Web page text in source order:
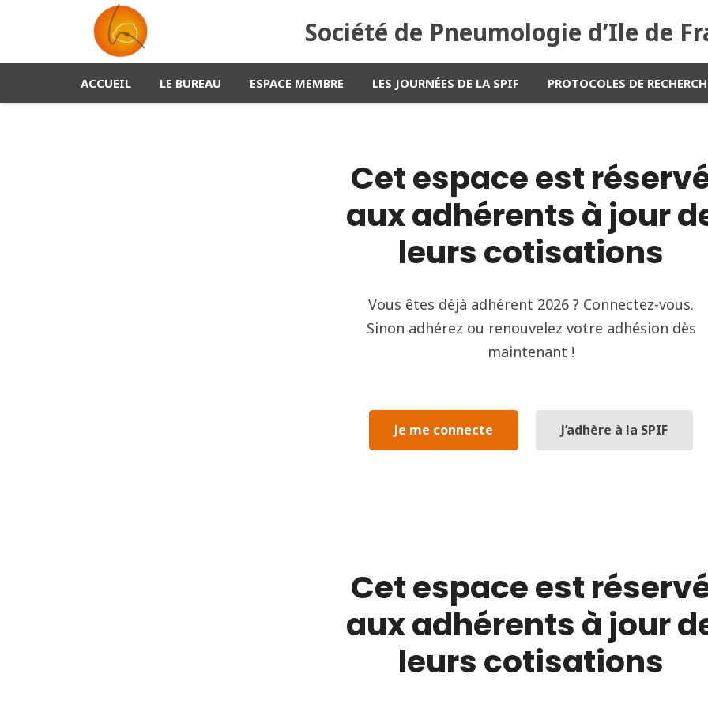
Société de Pneumologie d’Ile de
ACCUEIL LE BUREAU ESPACE MEMBRE LES JOURNÉES DE LA SPIF PROTOCOLES DE
Cet espace est
aux adhérents à jour
leurs cotisations
Vous êtes déjà adhérent 2026 ? Connectez-vous.
Sinon adhérez ou renouvelez votre adhésion dès
maintenant !
Je me connecte J’adhère à la SPIF
Cet espace est
aux adhérents à jour
leurs cotisations